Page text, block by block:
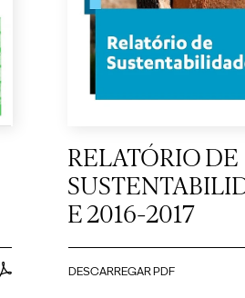
RELATÓRIO DE
E 2016-2017
DESCARREGAR PDF